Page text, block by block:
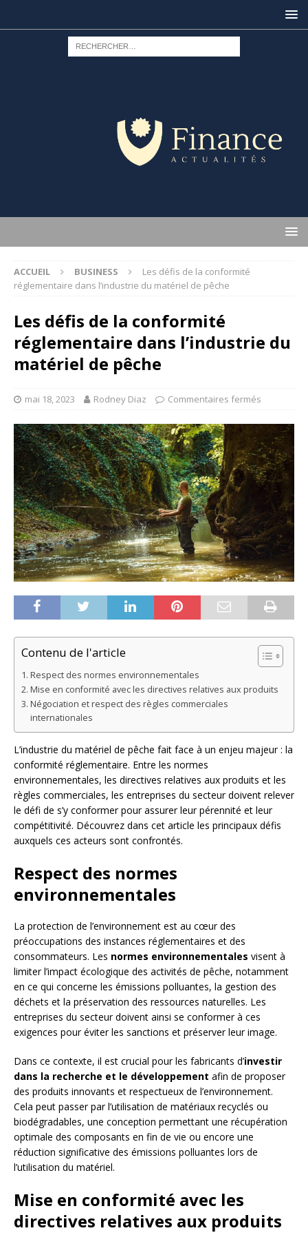
ACCUEIL BUSINESS
Les défis de la conformité
réglementaire dans l’industrie du matériel de pêche
Les défis de la conformité
réglementaire dans l’industrie du
matériel de pêche
mai 18, 2023 Rodney Diaz Commentaires fermés
Contenu de l'article
Respect des normes environnementales
Mise en conformité avec les directives relatives aux produits
Négociation et respect des règles commerciales
internationales
L’industrie du matériel de pêche fait face à un enjeu majeur : la
conformité réglementaire. Entre les normes
environnementales, les directives relatives aux produits et les
règles commerciales, les entreprises du secteur doivent relever
le défi de s’y conformer pour assurer leur pérennité et leur
compétitivité. Découvrez dans cet article les principaux défis
auxquels ces acteurs sont confrontés.
Respect des normes
environnementales
La protection de l’environnement est au cœur des
préoccupations des instances réglementaires et des
consommateurs. Les normes environnementales visent à
limiter l’impact écologique des activités de pêche, notamment
en ce qui concerne les émissions polluantes, la gestion des
déchets et la préservation des ressources naturelles. Les
entreprises du secteur doivent ainsi se conformer à ces
exigences pour éviter les sanctions et préserver leur image.
Dans ce contexte, il est crucial pour les fabricants d’investir
dans la recherche et le développement afin de proposer
des produits innovants et respectueux de l’environnement.
Cela peut passer par l’utilisation de matériaux recyclés ou
biodégradables, une conception permettant une récupération
optimale des composants en fin de vie ou encore une
réduction significative des émissions polluantes lors de
l’utilisation du matériel.
Mise en conformité avec les
directives relatives aux produits